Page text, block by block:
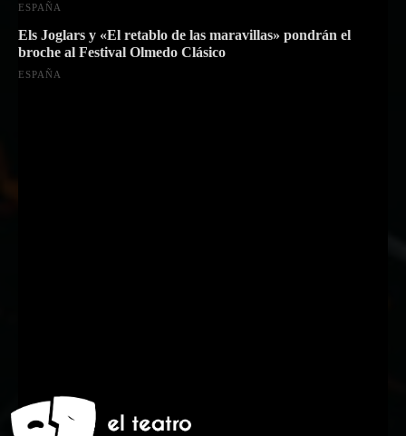
ESPAÑA
Els Joglars y «El retablo de las maravillas» pondrán el
broche al Festival Olmedo Clásico
ESPAÑA